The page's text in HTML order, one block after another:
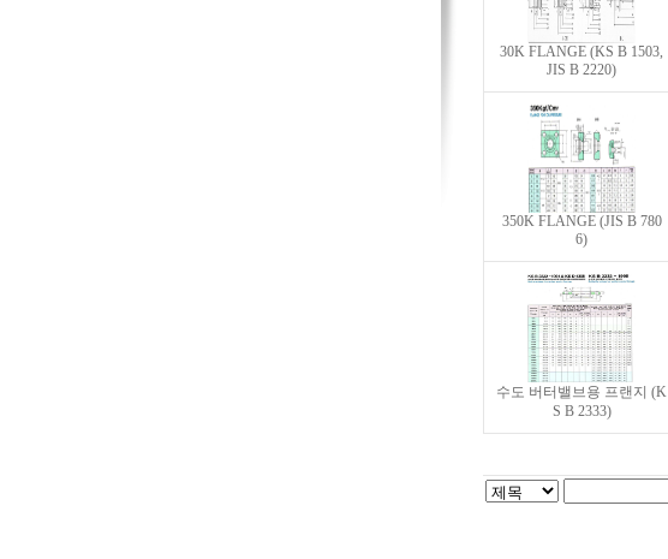
30K FLANGE (KS B 1503,
JIS B 2220)
350K FLANGE (JIS B 780
6)
수도 버터밸브용 프랜지 (K
S B 2333)